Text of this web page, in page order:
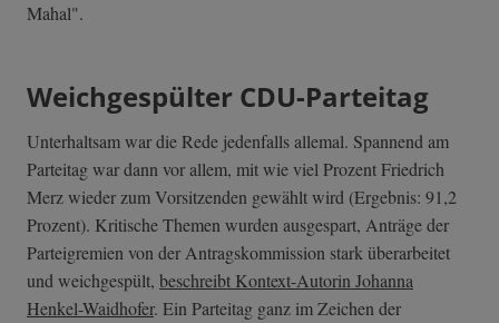
Mahal".
Weichgespülter CDU-Parteitag
Unterhaltsam war die Rede jedenfalls allemal. Spannend am
Parteitag war dann vor allem, mit wie viel Prozent Friedrich
Merz wieder zum Vorsitzenden gewählt wird (Ergebnis: 91,2
Prozent). Kritische Themen wurden ausgespart, Anträge der
Parteigremien von der Antragskommission stark überarbeitet
und weichgespült, beschreibt Kontext-Autorin Johanna
Henkel-Waidhofer. Ein Parteitag ganz im Zeichen der